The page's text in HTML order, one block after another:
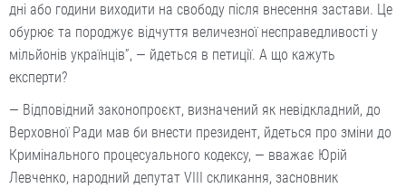
дні або години виходити на свободу після внесення застави. Це
обурює та породжує відчуття величезної несправедливості у
мільйонів українців”, — йдеться в петиції. А що кажуть
експерти?
— Відповідний законопроєкт, визначений як невідкладний, до
Верховної Ради мав би внести президент, йдеться про зміни до
Кримінального процесуального кодексу, — вважає Юрій
Левченко, народний депутат VIII скликання, засновник